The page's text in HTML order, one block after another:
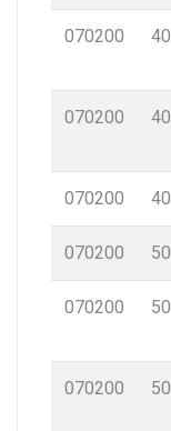
070200 40
070200 40
070200 40
070200 50
070200 50
070200 50